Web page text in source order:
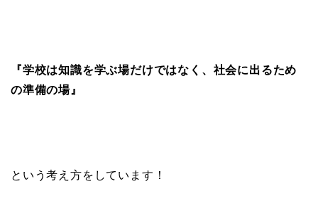
『学校は知識を学ぶ場だけではなく、社会に出るため
の準備の場』
という考え方をしています！